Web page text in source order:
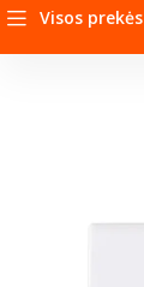
Visos prekės